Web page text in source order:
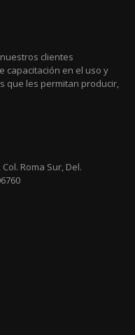
clientes
capacitación en el uso y
que les permitan producir,
Roma Sur, Del.